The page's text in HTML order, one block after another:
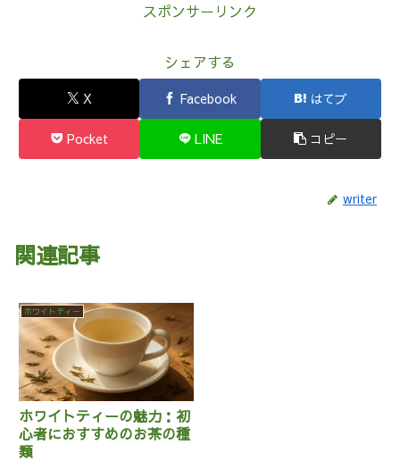
スポンサーリンク
シェアする
X Facebook はてブ
Pocket LINE コピー
writer
関連記事
ホワイトティー
ホワイトティーの魅力：初
心者におすすめのお茶の種
類